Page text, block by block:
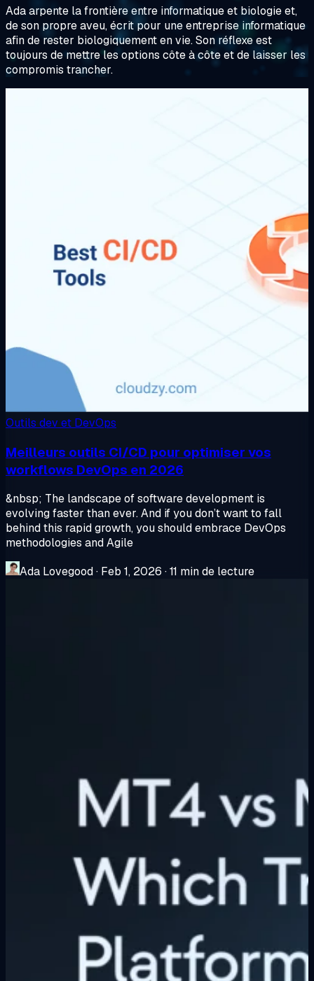
Ada arpente la frontière entre informatique et biologie et,
de son propre aveu, écrit pour une entreprise informatique
afin de rester biologiquement en vie. Son réflexe est
toujours de mettre les options côte à côte et de laisser les
compromis trancher.
Outils dev et DevOps
Meilleurs outils CI/CD pour optimiser vos
workflows DevOps en 2026
&nbsp; The landscape of software development is
evolving faster than ever. And if you don’t want to fall
behind this rapid growth, you should embrace DevOps
methodologies and Agile
Ada Lovegood· Feb 1, 2026 ·11 min de lecture